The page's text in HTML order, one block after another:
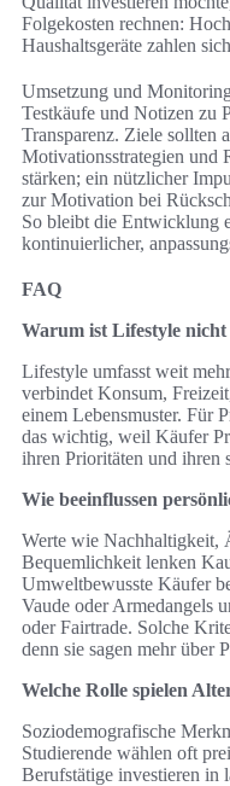
Folgekosten rechnen:
Haushaltsgeräte zahlen
Umsetzung und
Testkäufe und Notizen zu
Transparenz. Ziele sollten
Motivationsstrategien und
stärken; ein nützlicher
zur Motivation bei
So bleibt die Entwicklung
kontinuierlicher,
FAQ
Warum ist Lifestyle
Lifestyle umfasst weit
verbindet Konsum,
einem Lebensmuster. Für
das wichtig, weil Käufer
ihren Prioritäten und ihren
Wie beeinflussen
Werte wie Nachhaltigkeit,
Bequemlichkeit lenken
Umweltbewusste Käufer
Vaude oder Armedangels
oder Fairtrade. Solche
denn sie sagen mehr über
Welche Rolle spielen
Soziodemografische
Studierende wählen oft
Berufstätige investieren in